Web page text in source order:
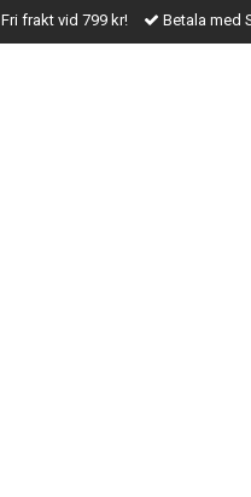
Fri frakt vid 799 kr! Betala med